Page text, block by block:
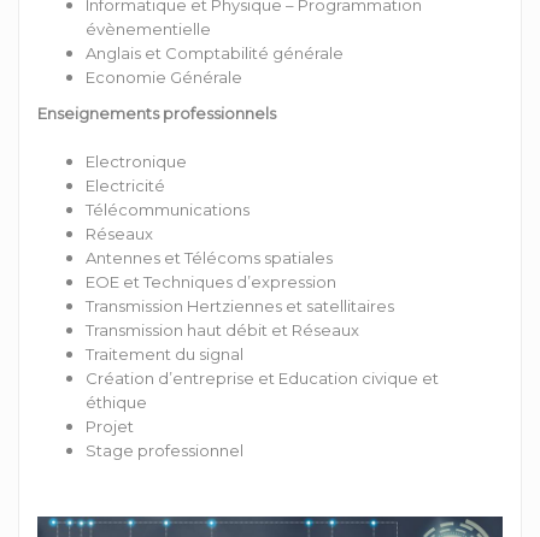
Informatique et Physique – Programmation
évènementielle
Anglais et Comptabilité générale
Economie Générale
Enseignements professionnels
Electronique
Electricité
Télécommunications
Réseaux
Antennes et Télécoms spatiales
EOE et Techniques d’expression
Transmission Hertziennes et satellitaires
Transmission haut débit et Réseaux
Traitement du signal
Création d’entreprise et Education civique et
éthique
Projet
Stage professionnel